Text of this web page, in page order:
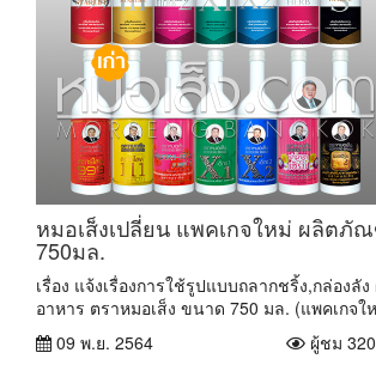
หมอเส็งเปลี่ยน แพคเกจใหม่ ผลิตภั
750มล.
เรื่อง แจ้งเรื่องการใช้รูปแบบถลากชริ้ง,กล่อง
อาหาร ตราหมอเส็ง ขนาด 750 มล. (แพคเกจใ
09 พ.ย. 2564
ผู้ชม